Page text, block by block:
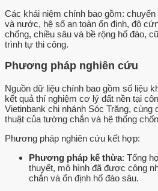
Các khái niệm chính bao gồm:
và nước, hệ số an toàn ổn định, độ
chống, chiều sâu và bề rộng hố đào,
trình tự thi công.
Phương pháp nghiên cứu
Nguồn dữ liệu chính bao gồm số liệu
kết quả thí nghiệm cơ lý đất nền tại
Vietinbank chi nhánh Sóc Trăng, cùng
thuật của tường chắn và hệ thống
Phương pháp nghiên cứu kết hợp:
Phương pháp kế thừa: Tổng
thuyết, mô hình đã được công
chắn và ổn định hố đào sâu.